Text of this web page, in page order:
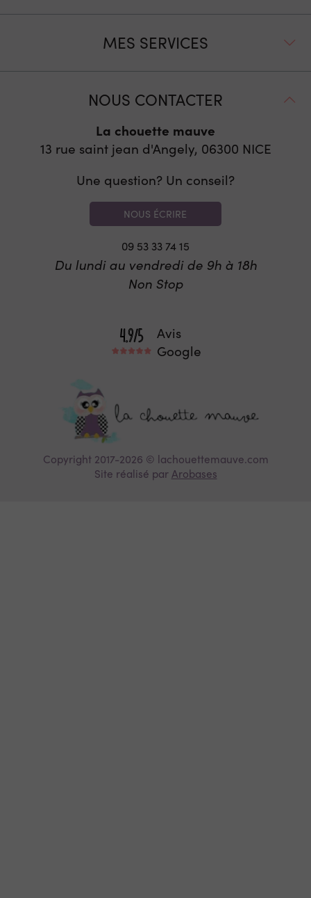
MES SERVICES
NOUS CONTACTER
La chouette mauve
13 rue saint jean d'Angely, 06300 NICE
Une question? Un conseil?
NOUS ÉCRIRE
09 53 33 74 15
Du lundi au vendredi de 9h à 18h
Non Stop
Avis
Google
Copyright 2017-2026 © lachouettemauve.com
Site réalisé parArobases